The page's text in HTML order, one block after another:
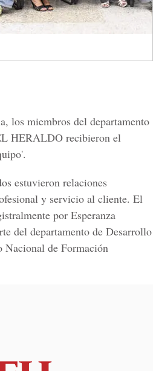
los miembros del departamento
HERALDO recibieron el
estuvieron relaciones
y servicio al cliente. El
por Esperanza
del departamento de Desarrollo
de Formación